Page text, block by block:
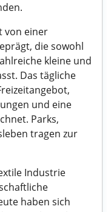
von einer
die sowohl
kleine und
Das tägliche
und eine
Parks,
tragen zur
Industrie
haben sich